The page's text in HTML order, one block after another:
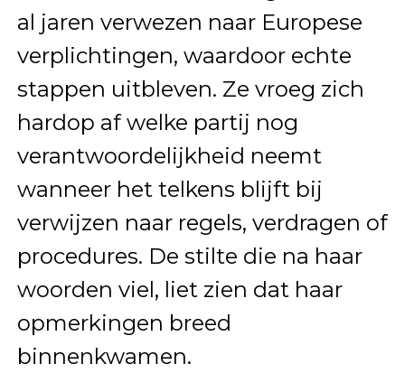
al jaren verwezen naar Europese
verplichtingen, waardoor echte
stappen uitbleven. Ze vroeg zich
hardop af welke partij nog
verantwoordelijkheid neemt
wanneer het telkens blijft bij
verwijzen naar regels, verdragen of
procedures. De stilte die na haar
woorden viel, liet zien dat haar
opmerkingen breed
binnenkwamen.